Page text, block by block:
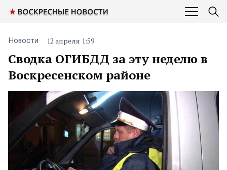
Сводка ОГИБДД за эту неделю в
Воскресенском районе
Новости 12 апреля 1:59